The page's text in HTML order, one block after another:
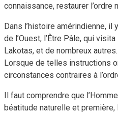
connaissance, restaurer
Dans l’histoire amérindienne,
de l’Ouest, l’Être Pâle, qui
Lakotas, et de nombreux
Lorsque de telles instructions
circonstances contraires à
Il faut comprendre que
béatitude naturelle et